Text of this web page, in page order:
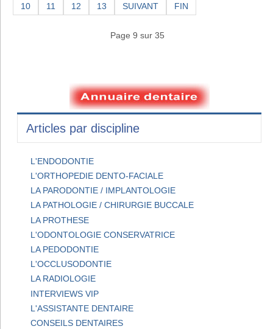
10 11 12 13 SUIVANT FIN
Page 9 sur 35
Articles par discipline
L'ENDODONTIE
L'ORTHOPEDIE DENTO-FACIALE
LA PARODONTIE / IMPLANTOLOGIE
LA PATHOLOGIE / CHIRURGIE BUCCALE
LA PROTHESE
L'ODONTOLOGIE CONSERVATRICE
LA PEDODONTIE
L'OCCLUSODONTIE
LA RADIOLOGIE
INTERVIEWS VIP
L'ASSISTANTE DENTAIRE
CONSEILS DENTAIRES